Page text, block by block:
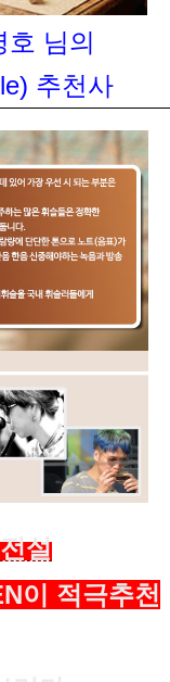
님의
추천사
설
이 적극추천